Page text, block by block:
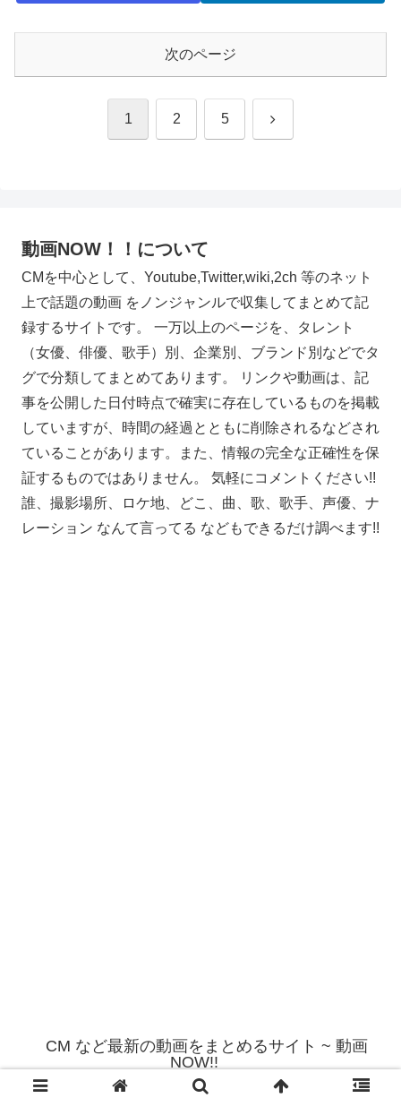
次のページ
1 2 5 次
動画NOW！！について
CMを中心として、Youtube,Twitter,wiki,2ch 等のネット
上で話題の動画 をノンジャンルで収集してまとめて記
録するサイトです。 一万以上のページを、タレント
（女優、俳優、歌手）別、企業別、ブランド別などでタ
グで分類してまとめてあります。 リンクや動画は、記
事を公開した日付時点で確実に存在しているものを掲載
していますが、時間の経過とともに削除されるなどされ
ていることがあります。また、情報の完全な正確性を保
証するものではありません。 気軽にコメントください!!
誰、撮影場所、ロケ地、どこ、曲、歌、歌手、声優、ナ
レーション なんて言ってる などもできるだけ調べます!!
CM など最新の動画をまとめるサイト ~ 動画
NOW!!
© 2012 CM など最新の動画をまとめるサイト ~ 動画NOW!!.